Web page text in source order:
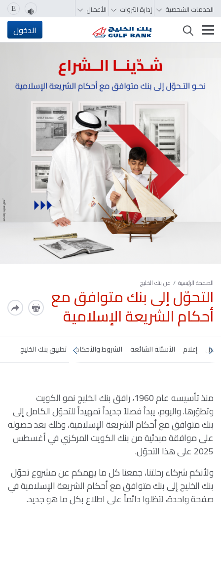
الخدمات الشخصية إدارة الثروات الأعمال E
تغيير التصفّح الدخول
الصفحة الرئيسية عن بنك الخليج
التحوّل إلى بنك متوافق مع
أحكام الشريعة الإسلامية
الأسئلة الشائعة الشروط والأحكام تطبيق بنك الخليج
منذ تأسيسه عام 1960، رافق بنك الخليج نمو الكويت
وتطوّرها. واليوم، يبدأ فصلاً جديداً تمهيداً للتحوّل الكامل إلى
بنك متوافق مع أحكام الشريعة الإسلامية، وذلك بعد حصوله
على موافقة مبدئية من بنك الكويت المركزي في أغسطس
2025 على هذا التحوّل.
ولأنكم شركاء رحلتنا، جمعنا كل ما يهمكم عن مشروع تحوّل
بنك الخليج إلى بنك متوافق مع أحكام الشريعة الإسلامية في
صفحة واحدة، لتظلوا دائماً على اطلاع بكل ما هو جديد.